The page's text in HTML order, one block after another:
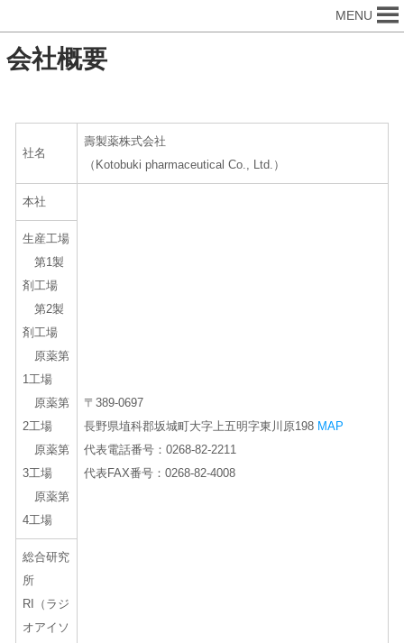
MENU
会社概要
社名
壽製薬株式会社
（Kotobuki pharmaceutical Co., Ltd.）
本社
〒389-0697
長野県埴科郡坂城町大字上五明字東川原198 MAP
代表電話番号：0268-82-2211
代表FAX番号：0268-82-4008
生産工場
第1製
剤工場
第2製
剤工場
原薬第
1工場
原薬第
2工場
原薬第
3工場
原薬第
4工場
総合研究
所
RI（ラジ
オアイソ